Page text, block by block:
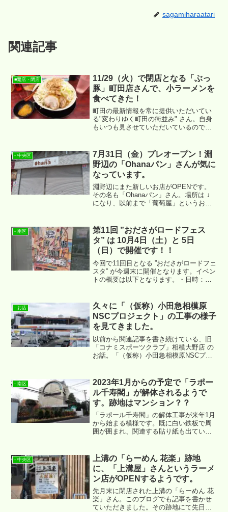
sagamiharaatari
関連記事
■開店・閉店
11/29（火）で閉店となる「ぶっ
豚」町田店さんで、小ラーメンを
食べてきた！
町田の最新情報を常に提供いただいてい
る"変わりゆく町田の街並み" さん。自身
もいつも見させていただいているのです
と！閉店は悲しすぎる。。。ということ
で、昨日食べに行ってまいりました。
- 中央区
7月31日（金）プレオープン！淵
野辺の「Ohanaパン」さんが気に
なっています。
淵野辺にまた新しいお店がOPENです。
その名も「Ohanaパン」さん。場所は ↓
になり、以前まで「葡萄屋」というお店
- 南区
第11回 ”おださがロードフェス
タ” は 10月4日（土）と 5日
（日）で開催です！！
今回で11回目となる ”おださがロードフェ
スタ” が今週末に開催となります。イベン
トの概要は以下となります。・日時：
ザンロード商店街 他 ・催し物：ステー
ジ、仮装コンテスト、模擬店、パレー
ド、スタンプラリーなど
- お店
久々に「（仮称）小田急相模原
NSCプロジェクト」の工事の様子
を見てきました。
以前から関連記事を書き続けている、旧
「コナミスポーツクラブ」相模大野店 の
お話。「（仮称）小田急相模原NSCプロ
- 南区
2023年1月からの予定で「ラポー
ル千寿閣」が解体されるようで
す。跡地はマンション？？
「ラポール千寿閣」の解体工事が来年1月
から始まる模様です。既に白い鉄板で周
囲が囲まれ、関連する貼り紙も出ていま
- 中央区
上溝の「らーめん 花楽」跡地
に、「上溝屋」さんというラーメ
ン店がOPENするようです。
先月末に閉店された上溝の「らーめん 花
楽」さん。このブログでも記事を書かせ
ていただきました。その跡地にて先日、